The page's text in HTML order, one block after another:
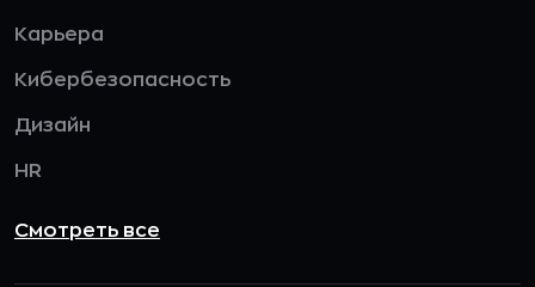
Карьера
Кибербезопасность
Дизайн
HR
Смотреть все